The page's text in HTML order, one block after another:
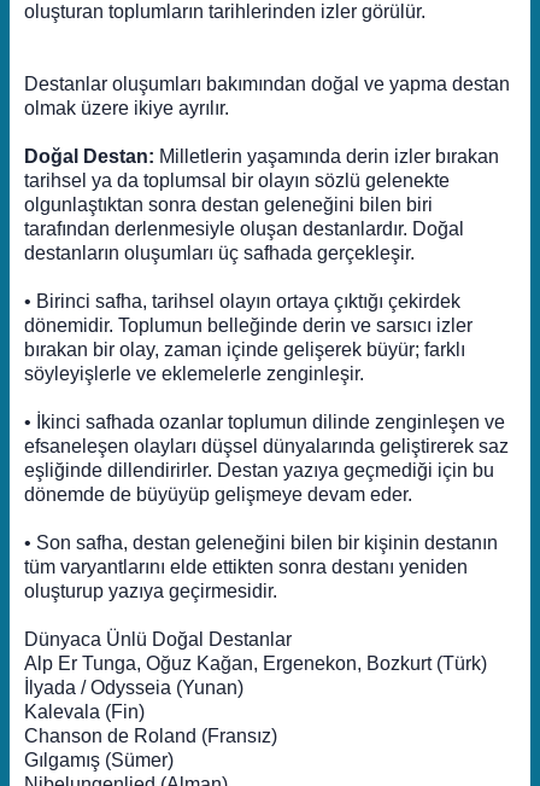
oluşturan toplumların tarihlerinden izler görülür.
Destanlar oluşumları bakımından doğal ve yapma destan
olmak üzere ikiye ayrılır.
Doğal Destan: Milletlerin yaşamında derin izler bırakan
tarihsel ya da toplumsal bir olayın sözlü gelenekte
olgunlaştıktan sonra destan geleneğini bilen biri
tarafından derlenmesiyle oluşan destanlardır. Doğal
destanların oluşumları üç safhada gerçekleşir.
• Birinci safha, tarihsel olayın ortaya çıktığı çekirdek
dönemidir. Toplumun belleğinde derin ve sarsıcı izler
bırakan bir olay, zaman içinde gelişerek büyür; farklı
söyleyişlerle ve eklemelerle zenginleşir.
• İkinci safhada ozanlar toplumun dilinde zenginleşen ve
efsaneleşen olayları düşsel dünyalarında geliştirerek saz
eşliğinde dillendirirler. Destan yazıya geçmediği için bu
dönemde de büyüyüp gelişmeye devam eder.
• Son safha, destan geleneğini bilen bir kişinin destanın
tüm varyantlarını elde ettikten sonra destanı yeniden
oluşturup yazıya geçirmesidir.
Dünyaca Ünlü Doğal Destanlar
Alp Er Tunga, Oğuz Kağan, Ergenekon, Bozkurt (Türk)
İlyada / Odysseia (Yunan)
Kalevala (Fin)
Chanson de Roland (Fransız)
Gılgamış (Sümer)